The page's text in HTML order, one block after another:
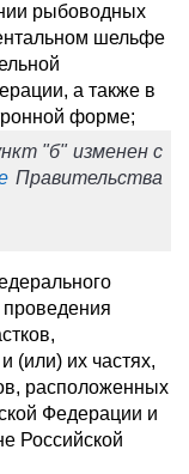
рыбоводных
шельфе
а также в
форме;
"б" изменен с
Правительства
проведения
(или) их частях,
расположенных
Федерации и
Российской